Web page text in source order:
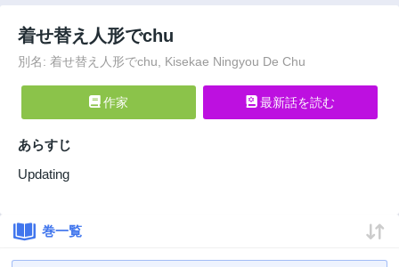
着せ替え人形でchu
別名: 着せ替え人形でchu, Kisekae Ningyou De Chu
作家 最新話を読む
あらすじ
Updating
巻一覧